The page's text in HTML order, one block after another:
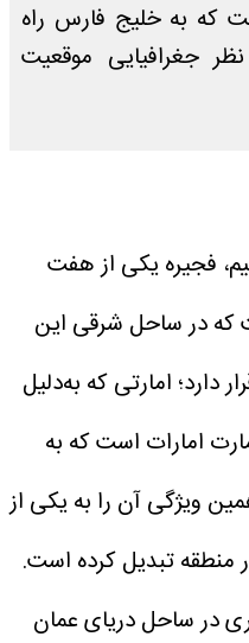
که به خلیج فارس راه
جغرافیایی موقعیت
فجیره یکی از هفت
که در ساحل شرقی این
دارد؛ امارتی که به‌دلیل
امارات است که به
ویژگی آن را به یکی از
منطقه تبدیل کرده است.
در ساحل دریای عمان